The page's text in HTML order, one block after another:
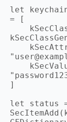
let
= [
]
let status